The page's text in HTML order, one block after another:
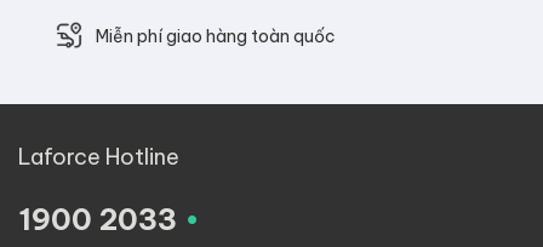
Miễn phí giao hàng toàn quốc
Laforce Hotline
1900 2033 .